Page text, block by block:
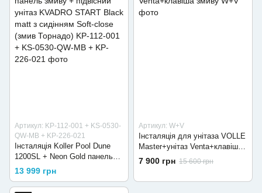
Артикул: KP-112-001 + KS-0530-
QW-MB + KP-226-021
Інсталяція Koller Pool Dune
1200SL + Neon Gold панель
змиву + підвісний унітаз
KVADRO START Black matt з
сидінням Soft-close (змив
13 999 грн
Артикул: W+V
Інсталяція для унітаза VOLLE
Master+унітаз Venta+клавіша
змиву
7 900 грн 15 600 грн